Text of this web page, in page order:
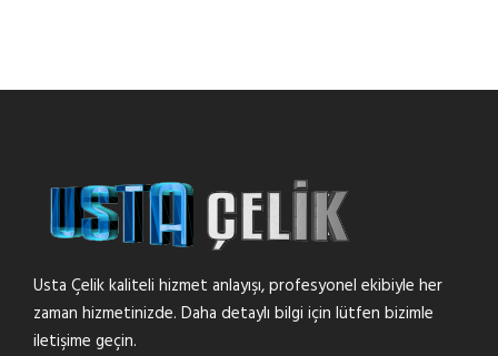
Usta Çelik kaliteli hizmet anlayışı, profesyonel ekibiyle her
zaman hizmetinizde. Daha detaylı bilgi için lütfen bizimle
iletişime geçin.